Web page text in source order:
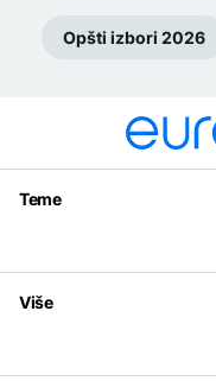
Opšti izbori 2026
Teme
Svijet
Magazin
Više